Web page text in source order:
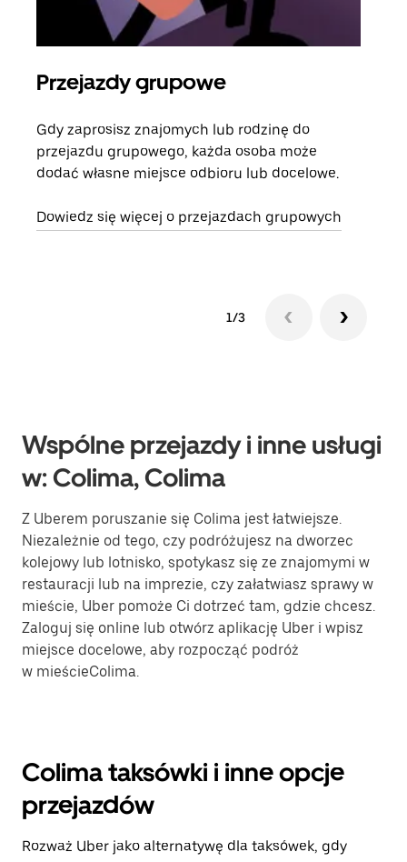
Przejazdy grupowe
Gdy zaprosisz znajomych lub rodzinę do
przejazdu grupowego, każda osoba może
dodać własne miejsce odbioru lub docelowe.
Dowiedz się więcej o przejazdach grupowych
1/3
Wspólne przejazdy i inne usługi
w: Colima, Colima
Z Uberem poruszanie się Colima jest łatwiejsze.
Niezależnie od tego, czy podróżujesz na dworzec
kolejowy lub lotnisko, spotykasz się ze znajomymi w
restauracji lub na imprezie, czy załatwiasz sprawy w
mieście, Uber pomoże Ci dotrzeć tam, gdzie chcesz.
Zaloguj się online lub otwórz aplikację Uber i wpisz
miejsce docelowe, aby rozpocząć podróż
w mieścieColima.
Colima taksówki i inne opcje
przejazdów
Rozważ Uber jako alternatywę dla taksówek, gdy